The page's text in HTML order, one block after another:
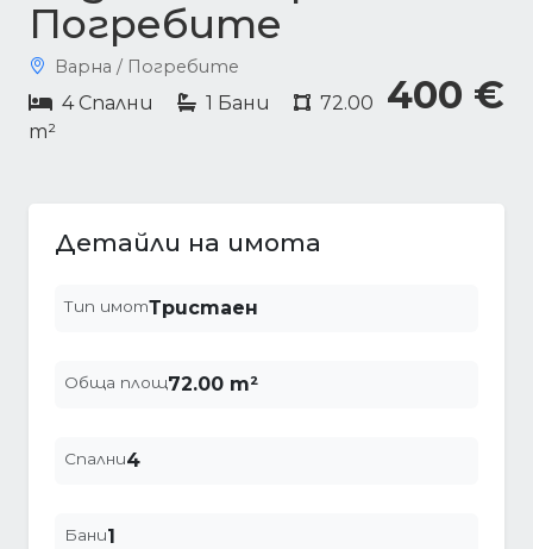
Погребите
400 €
Варна / Погребите
4 Спални 1 Бани
72.00
m²
Детайли на имота
Тип имотТристаен
Обща площ72.00 m²
Спални4
Бани1